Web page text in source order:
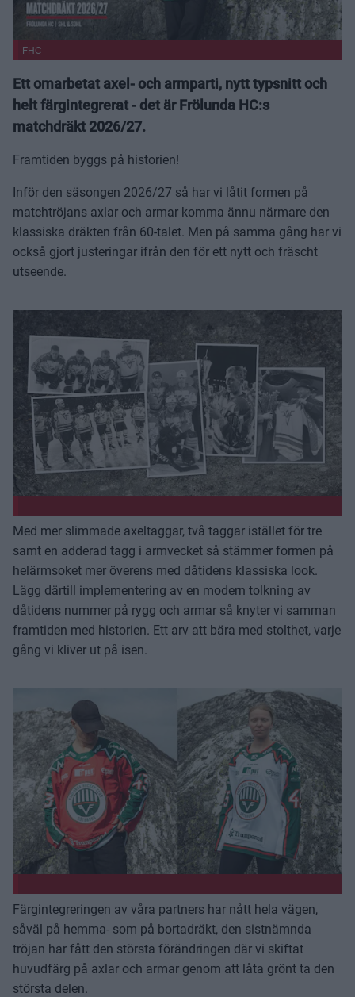
FHC
Ett omarbetat axel- och armparti, nytt typsnitt och
helt färgintegrerat - det är Frölunda HC:s
matchdräkt 2026/27.
Framtiden byggs på historien!
Inför den säsongen 2026/27 så har vi låtit formen på
matchtröjans axlar och armar komma ännu närmare den
klassiska dräkten från 60-talet. Men på samma gång har vi
också gjort justeringar ifrån den för ett nytt och fräscht
utseende.
Med mer slimmade axeltaggar, två taggar istället för tre
samt en adderad tagg i armvecket så stämmer formen på
helärmsoket mer överens med dåtidens klassiska look.
Lägg därtill implementering av en modern tolkning av
dåtidens nummer på rygg och armar så knyter vi samman
framtiden med historien. Ett arv att bära med stolthet, varje
gång vi kliver ut på isen.
Färgintegreringen av våra partners har nått hela vägen,
såväl på hemma- som på bortadräkt, den sistnämnda
tröjan har fått den största förändringen där vi skiftat
huvudfärg på axlar och armar genom att låta grönt ta den
största delen.